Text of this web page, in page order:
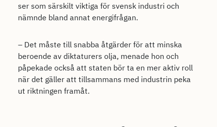
ser som särskilt viktiga för svensk industri och
nämnde bland annat energifrågan.
– Det måste till snabba åtgärder för att minska
beroende av diktaturers olja, menade hon och
påpekade också att staten bör ta en mer aktiv roll
när det gäller att tillsammans med industrin peka
ut riktningen framåt.